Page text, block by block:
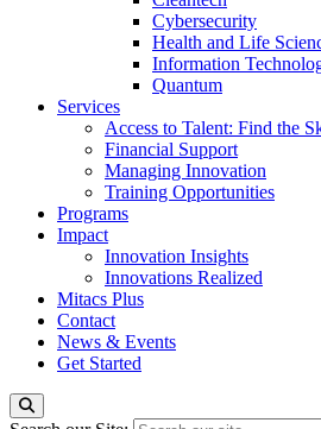
Cybersecurity
Health and Life
Information
Quantum
Services
Access to Talent: Find the
Financial Support
Managing Innovation
Training Opportunities
Programs
Impact
Innovation Insights
Innovations Realized
Mitacs Plus
Contact
News & Events
Get Started